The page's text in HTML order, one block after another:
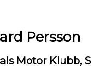
Persson
Motor Klubb,